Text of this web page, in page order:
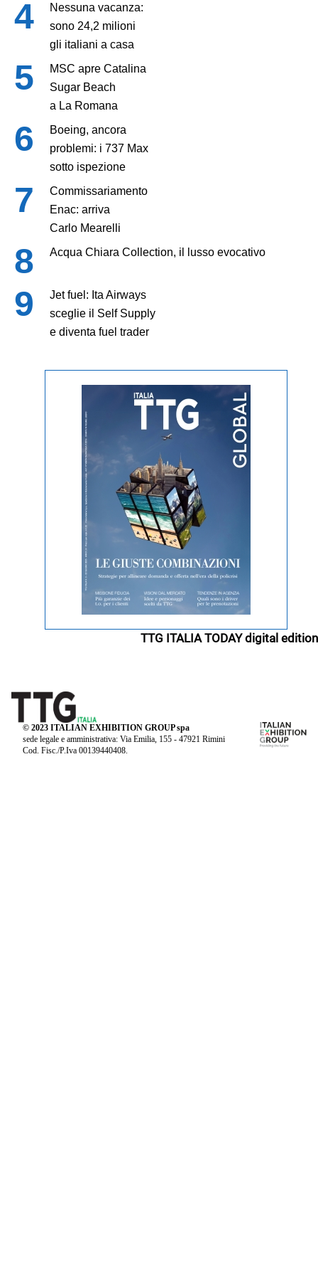
Nessuna vacanza:
sono 24,2 milioni
gli italiani a casa
MSC apre Catalina
Sugar Beach
a La Romana
Boeing, ancora
problemi: i 737 Max
sotto ispezione
Commissariamento
Enac: arriva
Carlo Mearelli
Acqua Chiara Collection, il lusso evocativo
Jet fuel: Ita Airways
sceglie il Self Supply
e diventa fuel trader
TTG ITALIA TODAY digital edition
© 2023 ITALIAN EXHIBITION GROUP spa
sede legale e amministrativa: Via Emilia, 155 - 47921 Rimini
Cod. Fisc./P.Iva 00139440408.